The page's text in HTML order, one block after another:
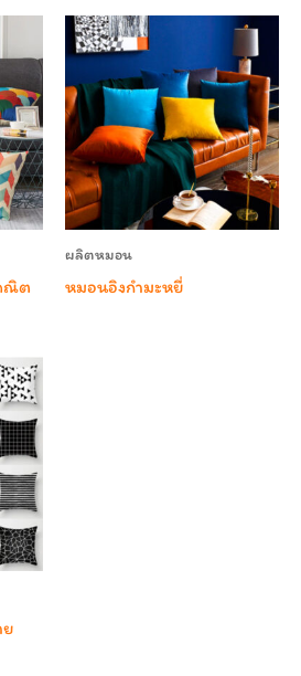
ณิต
ผลิตหมอน
หมอนอิงกำมะหยี่
ย